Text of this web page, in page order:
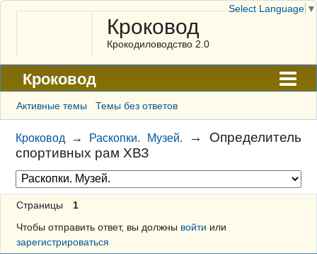
Кроковод
Крокодиловодство 2.0
Кроковод
Форум
Архив
ГАЛЕРЕЯ
Правила
Поиск
Регистрация
Активные темы Темы без ответов
Кроковод → Раскопки. Музей. → Определитель
спортивных рам ХВЗ
Страницы
1
Чтобы отправить ответ, вы должны войти или
зарегистрироваться
Select Language ▼